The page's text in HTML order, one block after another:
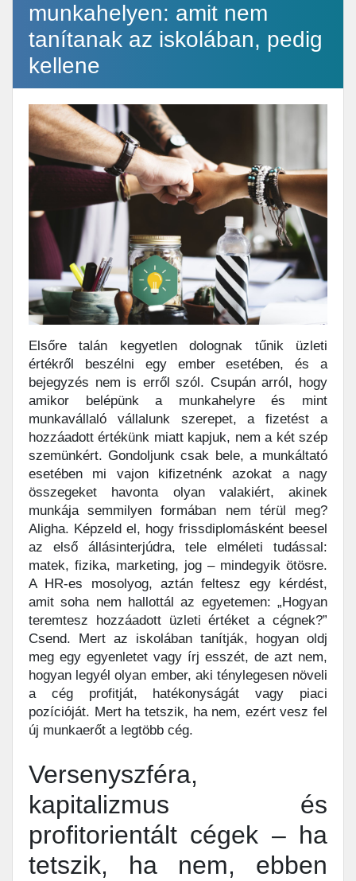
munkahelyen: amit nem
tanítanak az iskolában, pedig
kellene
Elsőre talán kegyetlen dolognak tűnik üzleti
értékről beszélni egy ember esetében, és a
bejegyzés nem is erről szól. Csupán arról, hogy
amikor belépünk a munkahelyre és mint
munkavállaló vállalunk szerepet, a fizetést a
hozzáadott értékünk miatt kapjuk, nem a két szép
szemünkért. Gondoljunk csak bele, a munkáltató
esetében mi vajon kifizetnénk azokat a nagy
összegeket havonta olyan valakiért, akinek
munkája semmilyen formában nem térül meg?
Aligha. Képzeld el, hogy frissdiplomásként beesel
az első állásinterjúdra, tele elméleti tudással:
matek, fizika, marketing, jog – mindegyik ötösre.
A HR-es mosolyog, aztán feltesz egy kérdést,
amit soha nem hallottál az egyetemen: „Hogyan
teremtesz hozzáadott üzleti értéket a cégnek?”
Csend. Mert az iskolában tanítják, hogyan oldj
meg egy egyenletet vagy írj esszét, de azt nem,
hogyan legyél olyan ember, aki ténylegesen növeli
a cég profitját, hatékonyságát vagy piaci
pozícióját. Mert ha tetszik, ha nem, ezért vesz fel
új munkaerőt a legtöbb cég.
Versenyszféra,
kapitalizmus és
profitorientált cégek – ha
tetszik, ha nem, ebben